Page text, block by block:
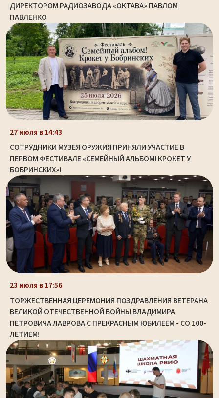
ДИРЕКТОРОМ РАДИОЗАВОДА «ОКТАВА» ПАВЛОМ
ПАВЛЕНКО
27 июля в 14:43
СОТРУДНИКИ МУЗЕЯ ОРУЖИЯ ПРИНЯЛИ УЧАСТИЕ В
ПЕРВОМ ФЕСТИВАЛЕ «СЕМЕЙНЫЙ АЛЬБОМ! КРОКЕТ У
БОБРИНСКИХ»!
23 июля в 17:56
ТОРЖЕСТВЕННАЯ ЦЕРЕМОНИЯ ПОЗДРАВЛЕНИЯ ВЕТЕРАНА
ВЕЛИКОЙ ОТЕЧЕСТВЕННОЙ ВОЙНЫ ВЛАДИМИРА
ПЕТРОВИЧА ЛАВРОВА С ПРЕКРАСНЫМ ЮБИЛЕЕМ - СО 100-
ЛЕТИЕМ!